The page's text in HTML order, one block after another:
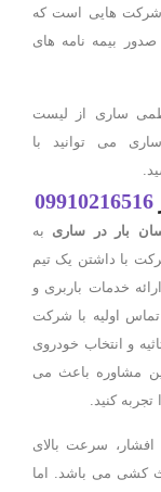
شرکت هایی است که
بیمه نامه های
ساری از لیست
می توانید با
09910216516
بار در ساری به
با داشتن یک تیم
به صورت 24 ساعته به ارائه خدمات باربری و
تماس اولیه با شرکت
و انتخاب خودروی
مشاوره باعث می
کنید.
سرعت بالای
کشی می باشد. اما